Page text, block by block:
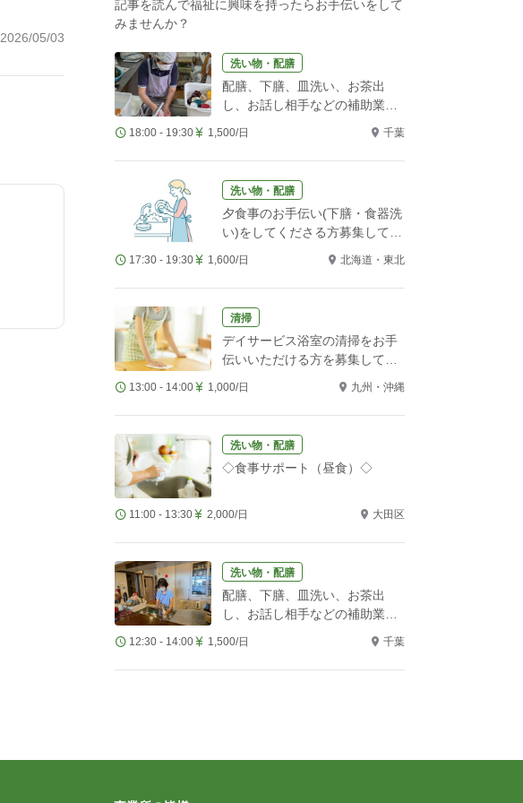
2026/05/03
記事を読んで福祉に興味を持ったらお手伝いをして
みませんか？
洗い物・配膳
配膳、下膳、皿洗い、お茶出
し、お話し相手などの補助業務
18:00 - 19:30 1,500/日 千葉
洗い物・配膳
夕食事のお手伝い(下膳・食器洗
い)をしてくださる方募集してい
17:30 - 19:30 1,600/日 北海道・東北
清掃
デイサービス浴室の清掃をお手
伝いいただける方を募集してい
13:00 - 14:00 1,000/日 九州・沖縄
洗い物・配膳
◇食事サポート（昼食）◇
11:00 - 13:30 2,000/日 大田区
洗い物・配膳
配膳、下膳、皿洗い、お茶出
し、お話し相手などの補助業務
12:30 - 14:00 1,500/日 千葉